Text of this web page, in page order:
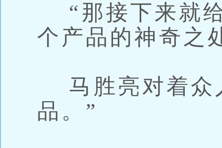
“那接下来就
个产品的神奇之
马胜亮对着众
品。”